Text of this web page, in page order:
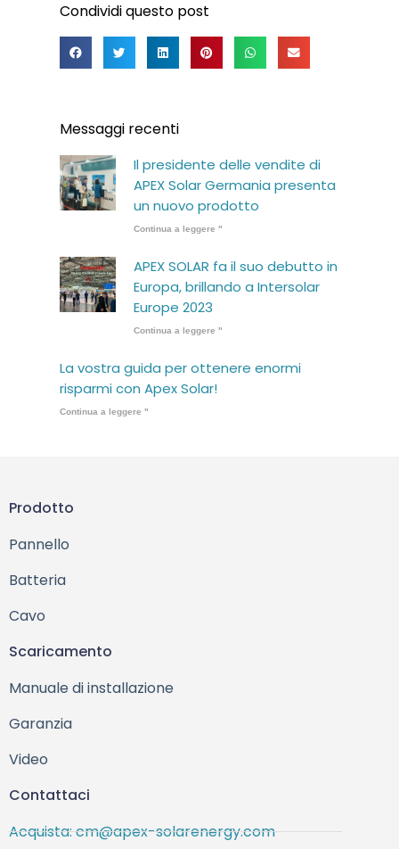
Condividi questo post
Messaggi recenti
Il presidente delle vendite di
APEX Solar Germania presenta
un nuovo prodotto
Continua a leggere "
APEX SOLAR fa il suo debutto in
Europa, brillando a Intersolar
Europe 2023
Continua a leggere "
La vostra guida per ottenere enormi
risparmi con Apex Solar!
Continua a leggere "
Prodotto
Pannello
Batteria
Cavo
Scaricamento
Manuale di installazione
Garanzia
Video
Contattaci
Acquista: cm@apex-solarenergy.com